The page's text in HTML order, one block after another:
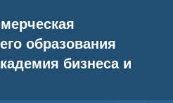
образования
бизнеса и